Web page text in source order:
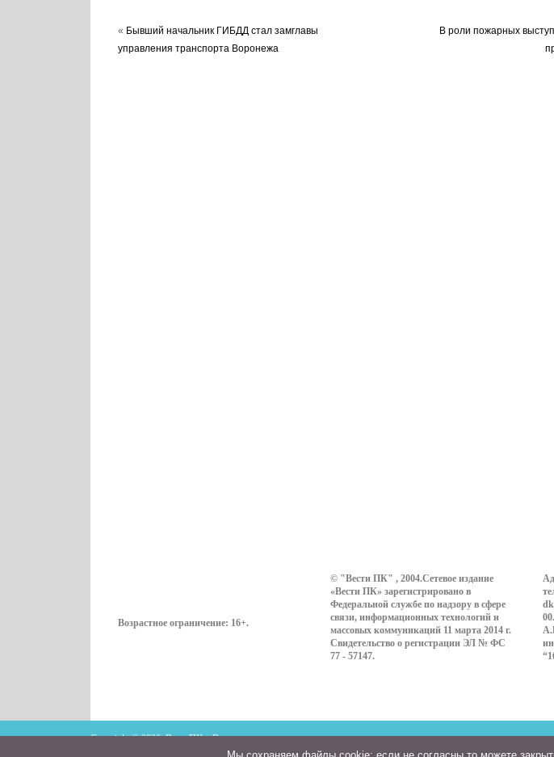
« Бывший начальник ГИБДД стал замглавы
управления транспорта Воронежа
В роли пожарных
Возрастное ограничение: 16+.
© "Вести ПК" , 2004.Сетевое издание
«Вести ПК» зарегистрировано в
Федеральной службе по надзору в сфере
связи, информационных технологий и
массовых коммуникаций 11 марта 2014 г.
Свидетельство о регистрации ЭЛ № ФС
77 - 57147.
Copyright © 2026. ВестиПК в Воронеже